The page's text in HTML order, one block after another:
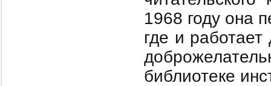
1968 году она
где и
библиотеке